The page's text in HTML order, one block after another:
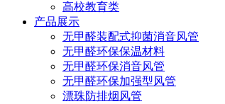
高校教育类
产品展示
无甲醛装配式抑菌消音风管
无甲醛环保保温材料
无甲醛环保消音风管
无甲醛环保加强型风管
漂珠防排烟风管